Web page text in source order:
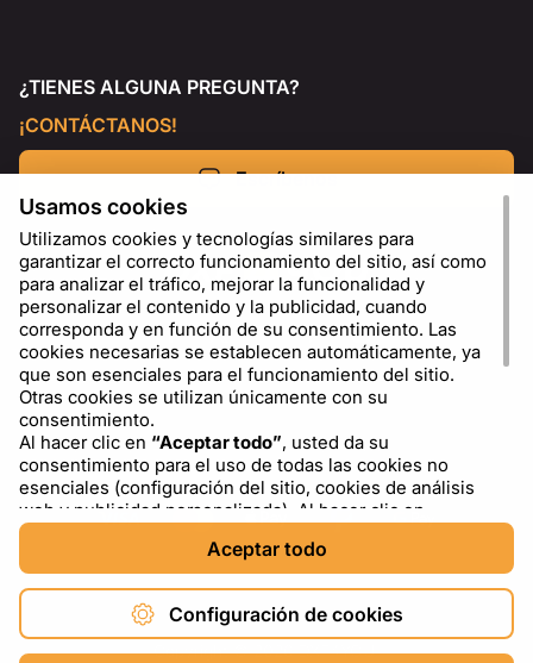
¿TIENES ALGUNA PREGUNTA?
¡CONTÁCTANOS!
Escríbenos
Copyright © 2026 DXF4YOU.
ES USD - US Dollar ($)
Usamos cookies
Utilizamos cookies y tecnologías similares para
garantizar el correcto funcionamiento del sitio, así como
para analizar el tráfico, mejorar la funcionalidad y
personalizar el contenido y la publicidad, cuando
corresponda y en función de su consentimiento. Las
cookies necesarias se establecen automáticamente, ya
que son esenciales para el funcionamiento del sitio.
Otras cookies se utilizan únicamente con su
consentimiento.
Al hacer clic en “Aceptar todo”, usted da su
consentimiento para el uso de todas las cookies no
esenciales (configuración del sitio, cookies de análisis
web y publicidad personalizada). Al hacer clic en
“Rechazar todo”
las cookies necesarias. Al hacer clic en
de cookies”, puede elegir qué categorías de cookies
permitir o bloquear. Puede cambiar o retirar su
consentimiento en cualquier momento a través del
enlace “Configuración de cookies” en la parte inferior del
Aceptar todo
Configuración de cookies